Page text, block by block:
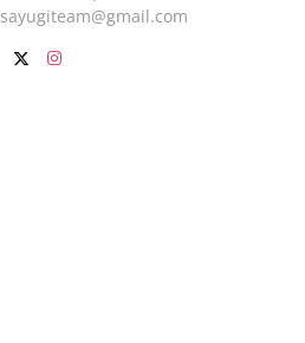
sayugiteam@gmail.com